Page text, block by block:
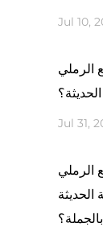
Jul 10,
الرملي
Jul 31,
الرملي